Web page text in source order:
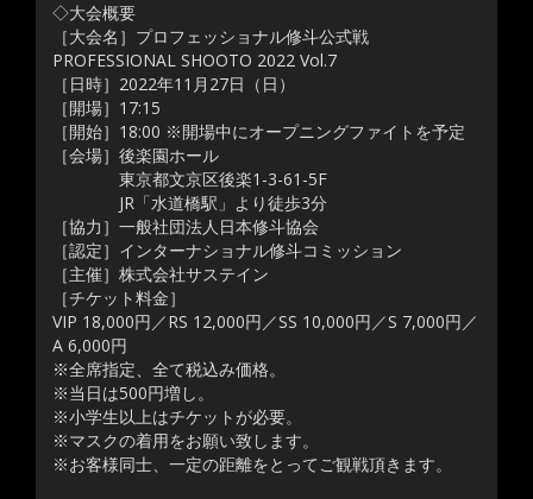
◇大会概要
［大会名］プロフェッショナル修斗公式戦
PROFESSIONAL SHOOTO 2022 Vol.7
［日時］2022年11月27日（日）
［開場］17:15
［開始］18:00 ※開場中にオープニングファイトを予定
［会場］後楽園ホール
東京都文京区後楽1-3-61-5F
JR「水道橋駅」より徒歩3分
［協力］一般社団法人日本修斗協会
［認定］インターナショナル修斗コミッション
［主催］株式会社サステイン
［チケット料金］
VIP 18,000円／RS 12,000円／SS 10,000円／S 7,000円／
A 6,000円
※全席指定、全て税込み価格。
※当日は500円増し。
※小学生以上はチケットが必要。
※マスクの着用をお願い致します。
※お客様同士、一定の距離をとってご観戦頂きます。